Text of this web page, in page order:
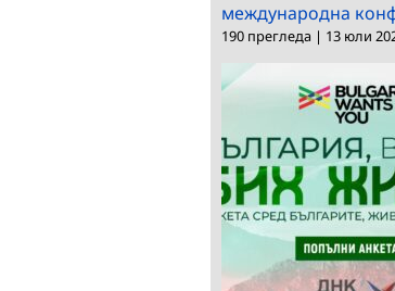
международна
190 прегледа | 13 юли